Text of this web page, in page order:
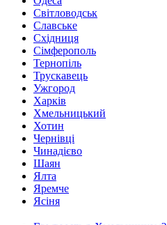
Світловодськ
Славське
Східниця
Сімферополь
Тернопіль
Трускавець
Ужгород
Харків
Хмельницький
Хотин
Чернівці
Чинадієво
Шаян
Ялта
Яремче
Ясіня